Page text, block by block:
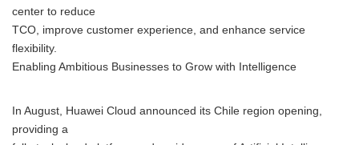
center to reduce
TCO, improve customer experience, and enhance service
flexibility.
Enabling Ambitious Businesses to Grow with Intelligence
In August, Huawei Cloud announced its Chile region opening,
providing a